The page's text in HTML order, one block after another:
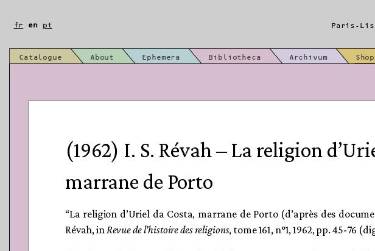
Paris-
Catalogue About Ephemera Bibliotheca Archivum Shop
fr en pt
(1962) I. S. Révah – La religion
marrane de Porto
“La religion d’Uriel da Costa, marrane de Porto (d’après des
Révah, in Revue de l’histoire des religions, tome 161, n°1, 1962, pp. 45-76